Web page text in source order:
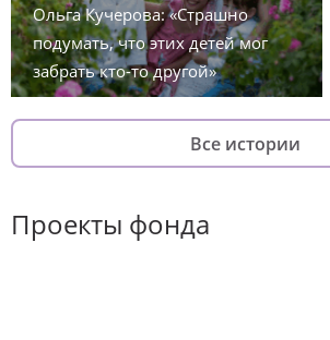
Ольга Кучерова: «Страшно
подумать, что этих детей мог
забрать кто-то другой»
Все истории
Проекты фонда